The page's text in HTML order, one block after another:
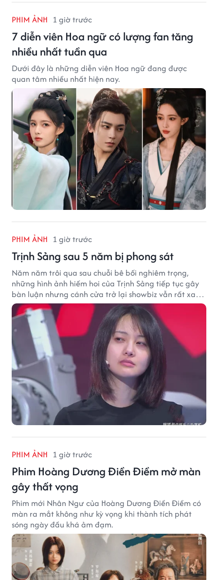
PHIM ẢNH 1 giờ trước
7 diễn viên Hoa ngữ có lượng fan tăng
nhiều nhất tuần qua
Dưới đây là những diễn viên Hoa ngữ đang được
quan tâm nhiều nhất hiện nay.
PHIM ẢNH 1 giờ trước
Trịnh Sảng sau 5 năm bị phong sát
Năm năm trôi qua sau chuỗi bê bối nghiêm trọng,
những hình ảnh hiếm hoi của Trịnh Sảng tiếp tục gây
bàn luận nhưng cánh cửa trở lại showbiz vẫn rất xa
vời.
PHIM ẢNH 1 giờ trước
Phim Hoàng Dương Điền Điềm mở màn
gây thất vọng
Phim mới Nhân Ngư của Hoàng Dương Điền Điềm có
màn ra mắt không như kỳ vọng khi thành tích phát
sóng ngày đầu khá ảm đạm.